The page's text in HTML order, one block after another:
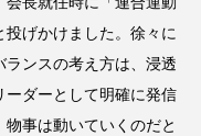
げかけました。徐々に
ンスの考え方は、浸透
ーダーとして明確に発信
事は動いていくのだと